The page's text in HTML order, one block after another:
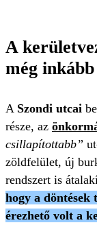
A
még
A Szondi utcai
része, az
csillapítottabb”
zöldfelület, új
rendszert is
hogy a döntések
érezhető volt a